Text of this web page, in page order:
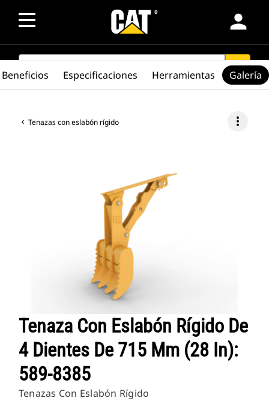
person
SEARCH search
Tenazas con eslabón rígido more_vert
Tenaza Con Eslabón Rígido De
4 Dientes De 715 Mm (28 In):
589-8385
Tenazas Con Eslabón Rígido
Beneficios Especificaciones Herramientas Galería